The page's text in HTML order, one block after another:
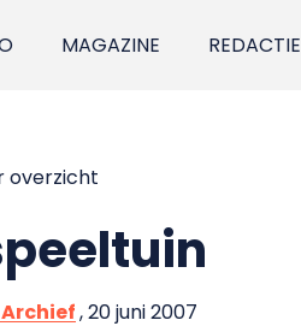
MAGAZINE REDACTIE
overzicht
, 20 juni 2007